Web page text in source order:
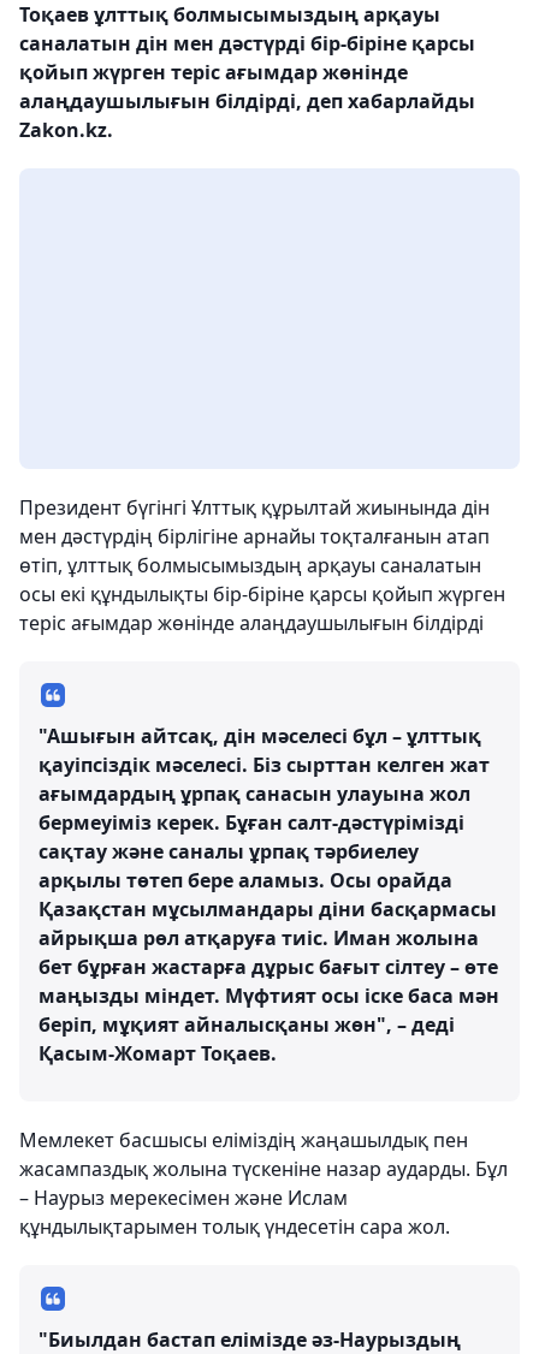
Тоқаев ұлттық болмысымыздың арқауы
саналатын дін мен дәстүрді бір-біріне қарсы
қойып жүрген теріс ағымдар жөнінде
алаңдаушылығын білдірді, деп хабарлайды
Zakon.kz.
Президент бүгінгі Ұлттық құрылтай жиынында дін
мен дәстүрдің бірлігіне арнайы тоқталғанын атап
өтіп, ұлттық болмысымыздың арқауы саналатын
осы екі құндылықты бір-біріне қарсы қойып жүрген
теріс ағымдар жөнінде алаңдаушылығын білдірді
"Ашығын айтсақ, дін мәселесі бұл – ұлттық
қауіпсіздік мәселесі. Біз сырттан келген жат
ағымдардың ұрпақ санасын улауына жол
бермеуіміз керек. Бұған салт-дәстүрімізді
сақтау және саналы ұрпақ тәрбиелеу
арқылы төтеп бере аламыз. Осы орайда
Қазақстан мұсылмандары діни басқармасы
айрықша рөл атқаруға тиіс. Иман жолына
бет бұрған жастарға дұрыс бағыт сілтеу – өте
маңызды міндет. Мүфтият осы іске баса мән
беріп, мұқият айналысқаны жөн", – деді
Қасым-Жомарт Тоқаев.
Мемлекет басшысы еліміздің жаңашылдық пен
жасампаздық жолына түскеніне назар аударды. Бұл
– Наурыз мерекесімен және Ислам
құндылықтарымен толық үндесетін сара жол.
"Биылдан бастап елімізде әз-Наурыздың